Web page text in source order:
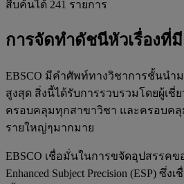
สืบค้นได้ 241 รายการ
การจัดทำดัชนีหัวเรื่องที่
EBSCO มีคำศัพท์ทางวิชาการชั้นนำ
สูงสุด สิ่งนี้ได้รับการรวบรวมโดยผู้เชี่
ครอบคลุมทุกสาขาวิชา และครอบค
รายใหญ่ๆมากมาย
EBSCO เชื่อมั่นในการขจัดอุปสรรค
Enhanced Subject Precision (ESP) ซึ่